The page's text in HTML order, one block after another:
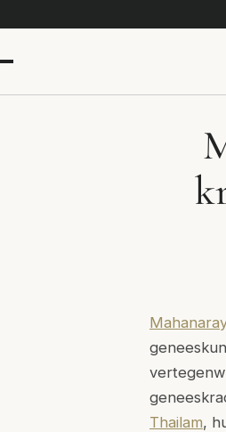
Thailam,